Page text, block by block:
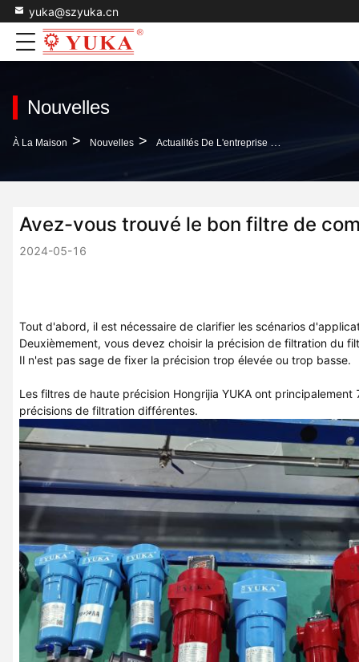
yuka@szyuka.cn
Nouvelles
À La Maison > Nouvelles > Actualités De L'entreprise Concernant Avez-Vous Trouvé Le Bon Filtre De Compresseur D'air Pour Vos Produits?
Avez-vous trouvé le bon filtre de
2024-05-16
Tout d'abord, il est nécessaire de clarifier les scénarios
Deuxièmement, vous devez choisir la précision de filtration du
Il n'est pas sage de fixer la précision trop élevée ou trop basse.
Les filtres de haute précision Hongrijia YUKA ont
précisions de filtration différentes.